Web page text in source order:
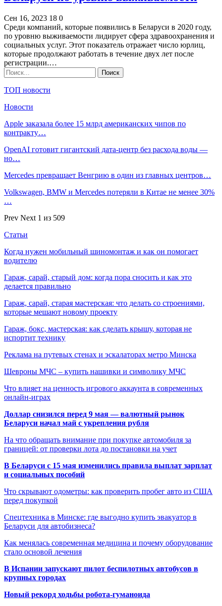
Сен 16, 2023 18 0
Среди компаний, которые появились в Беларуси в 2020 году,
по уровню выживаемости лидирует сфера здравоохранения и
социальных услуг. Этот показатель отражает число юрлиц,
которые продолжают работать в течение двух лет после
регистрации.…
ТОП новости
Новости
Apple заказала более 15 млрд американских чипов по
контракту…
OpenAI готовит гигантский дата-центр без расхода воды —
но…
Mercedes превращает Венгрию в один из главных центров…
Volkswagen, BMW и Mercedes потеряли в Китае не менее 30%
…
Prev Next 1 из 509
Статьи
Когда нужен мобильный шиномонтаж и как он помогает
водителю
Гараж, сарай, старый дом: когда пора сносить и как это
делается правильно
Гараж, сарай, старая мастерская: что делать со строениями,
которые мешают новому проекту
Гараж, бокс, мастерская: как сделать крышу, которая не
испортит технику
Реклама на путевых стенах и эскалаторах метро Минска
Шевроны МЧС – купить нашивки и символику МЧС
Что влияет на ценность игрового аккаунта в современных
онлайн-играх
Доллар снизился перед 9 мая — валютный рынок
Беларуси начал май с укрепления рубля
На что обращать внимание при покупке автомобиля за
границей: от проверки лота до постановки на учет
В Беларуси с 15 мая изменились правила выплат зарплат
и социальных пособий
Что скрывают одометры: как проверить пробег авто из США
перед покупкой
Спецтехника в Минске: где выгодно купить эвакуатор в
Беларуси для автобизнеса?
Как менялась современная медицина и почему оборудование
стало основой лечения
В Испании запускают пилот беспилотных автобусов в
крупных городах
Новый рекорд ходьбы робота-гуманоида